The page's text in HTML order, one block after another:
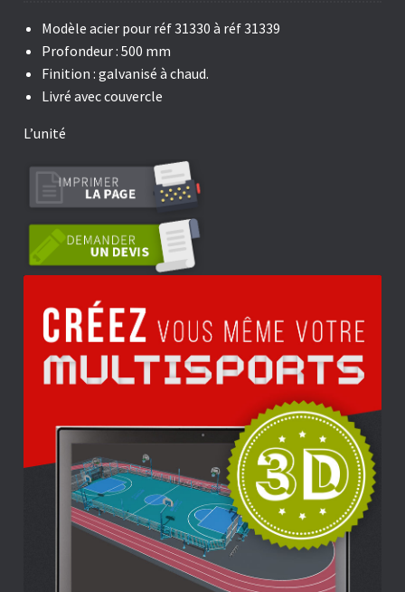
Modèle acier pour réf 31330 à réf 31339
Profondeur : 500 mm
Finition : galvanisé à chaud.
Livré avec couvercle
L’unité